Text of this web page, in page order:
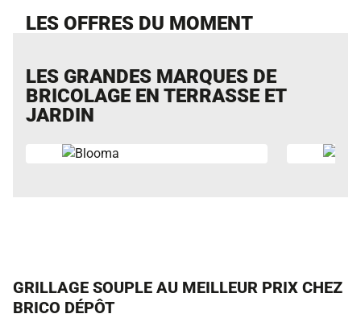
LES OFFRES DU MOMENT
LES GRANDES MARQUES DE
BRICOLAGE EN TERRASSE ET
JARDIN
GRILLAGE SOUPLE AU MEILLEUR PRIX CHEZ
BRICO DÉPÔT